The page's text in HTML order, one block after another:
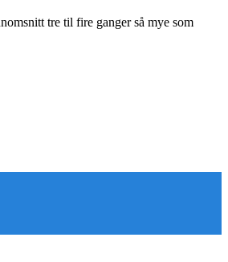
tre til fire ganger så mye som